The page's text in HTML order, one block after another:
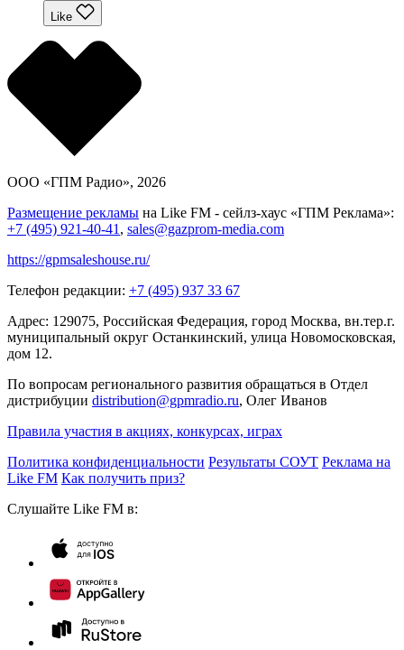
Like
ООО «ГПМ Радио», 2026
Размещение рекламы на Like FM - сейлз-хаус «ГПМ Реклама»:
+7 (495) 921-40-41 , sales@gazprom-media.com
https://gpmsaleshouse.ru/
Телефон редакции: +7 (495) 937 33 67
Адрес: 129075, Российская Федерация, город Москва, вн.тер.г.
муниципальный округ Останкинский, улица Новомосковская,
дом 12.
По вопросам регионального развития обращаться в Отдел
дистрибуции distribution@gpmradio.ru, Олег Иванов
Правила участия в акциях, конкурсах, играх
Политика конфиденциальности Результаты СОУТ Реклама на
Like FM Как получить приз?
Слушайте Like FM в: